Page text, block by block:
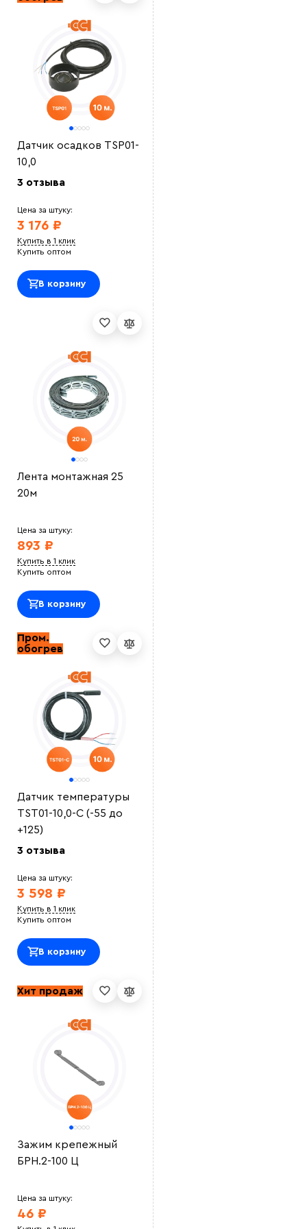
Датчик осадков TSP01-
10,0
3 отзыва
Цена за штуку:
3 176 ₽
Купить в 1 клик
Купить оптом
В корзину
Лента монтажная 25
20м
Цена за штуку:
893 ₽
Купить в 1 клик
Купить оптом
В корзину
Пром.
обогрев
Датчик температуры
TST01-10,0-С (-55 до
+125)
3 отзыва
Цена за штуку:
3 598 ₽
Купить в 1 клик
Купить оптом
В корзину
Хит продаж
Зажим крепежный
БРН.2-100 Ц
Цена за штуку:
46 ₽